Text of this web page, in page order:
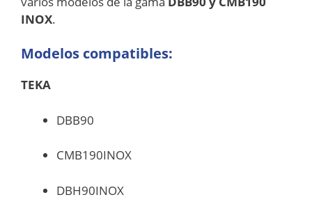
INOX.
Modelos compatibles:
TEKA
DBB90
CMB190INOX
DBH90INOX